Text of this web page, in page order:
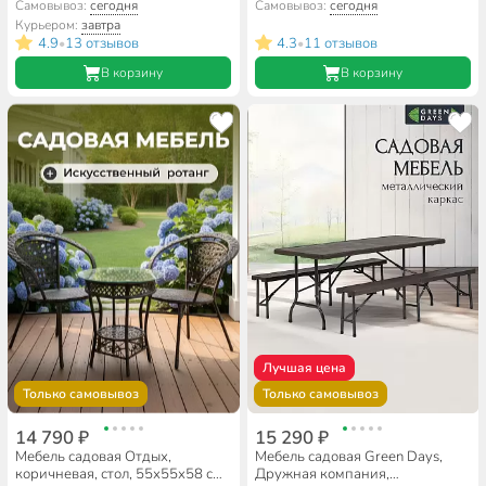
2 кресла, 53х83х40 см,
C010077
Самовывоз:сегодня
Курьером:завтра
4.9•13 отзывов
В корзину
подушка, 100 кг, T2022-7057
Самовывоз: сегодня
4.3•11 отзывов
В корзину
Только самовывоз
14 790 ₽
Мебель садовая Отдых,
коричневая, стол, 55х55х58 см,
Лучшая цена
Только самовывоз
15 290 ₽
Мебель садовая Green Days,
Дружная компания,